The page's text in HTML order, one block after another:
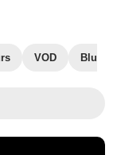
VOD Blu-